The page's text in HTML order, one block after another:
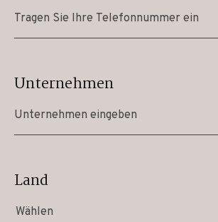
Unternehmen
Land
Wählen